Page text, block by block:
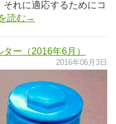
れに適応するためにコ
読む→
ー（2016年6月）
2016年06月3日